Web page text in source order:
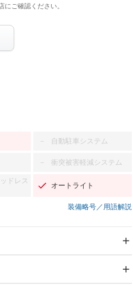
ご確認ください。
－ 自動駐車システム
－ 衝突被害軽減システム
ドレス
オートライト
装備略号／用語解説